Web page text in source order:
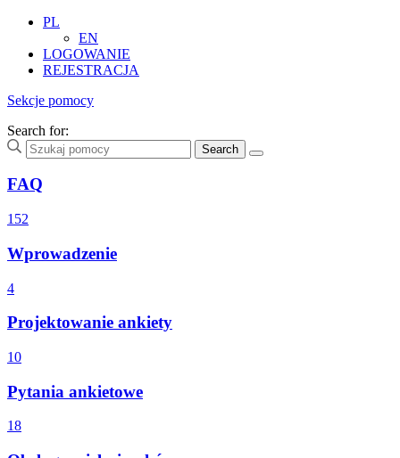
PL
EN
LOGOWANIE
REJESTRACJA
Sekcje pomocy
Search for:
FAQ
152
Wprowadzenie
4
Projektowanie ankiety
10
Pytania ankietowe
18